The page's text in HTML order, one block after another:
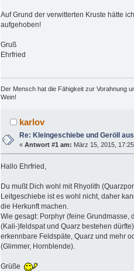
Auf Grund der verwitterten Kruste hätte
aufgehoben!
Gruß
Ehrfried
Der Mensch hat die Fähigkeit zur Vorahnung
Wein!
karlov
Re: Kleingeschiebe und Geröll
«Antwort #1 am: März 15, 2015,
Hallo Ehrfried,
Du mußt Dich wohl mit Rhyolith
Leitgeschiebe ist es wohl nicht, daher
die Herkunft machen.
Wie gesagt: Porphyr (feine Grundmasse,
(Kali-)feldspat und Quarz bestehen
erkennbare Feldspäte, Quarz und mehr
(Glimmer, Hornblende).
Grüße